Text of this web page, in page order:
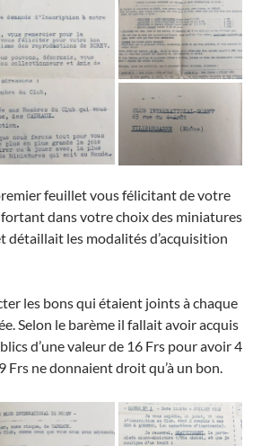
feuillet vous félicitant de votre
dans votre choix des miniatures
détaillait les modalités d’acquisition
les bons qui étaient joints à chaque
Selon le barème il fallait avoir acquis
d’une valeur de 16 Frs pour avoir 4
Frs ne donnaient droit qu’à un bon.